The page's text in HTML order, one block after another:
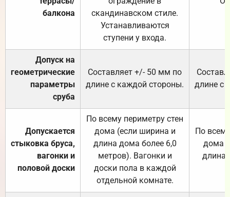
балкона
скандинавском стиле.
Устанавливаются
ступени у входа.
Допуск на
геометрические
параметры
сруба
Составляет +/- 50 мм по
длине с каждой стороны.
длине с
Допускается
стыковка бруса,
вагонки и
половой доски
По всему периметру стен
дома (если ширина и
длина дома более 6,0
метров). Вагонки и
доски пола в каждой
отдельной комнате.
По
дома
длина